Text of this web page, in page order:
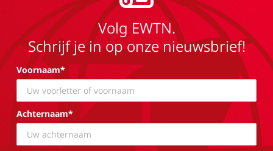
Volg EWTN.
Schrijf je in op onze nieuwsbrief!
Voornaam*
Achternaam*